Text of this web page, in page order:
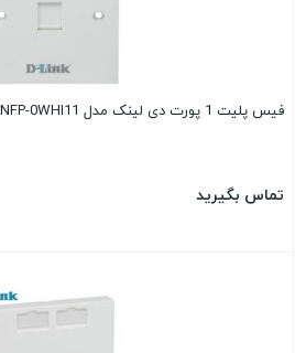
فیس پلیت 1 پورت دی لینک مدل D-Link NFP-0WHI11
تماس بگیرید